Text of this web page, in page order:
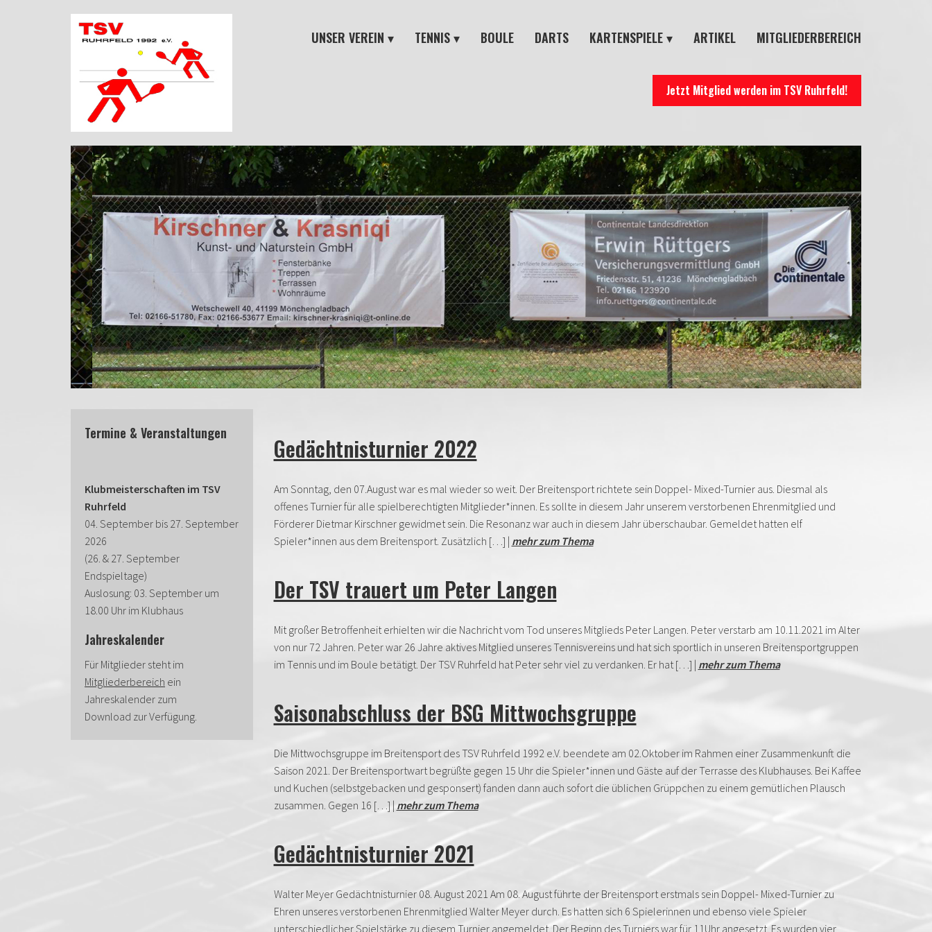
UNSER VEREIN
VORSTANDSHISTORIE
BEITRÄGE UND
MITGLIEDSCHAFT
GASTGEBÜHREN
KLUBHAUS
STELLENANGEBOTE
TENNIS BOULE DARTS KARTENSPIELE
TUPP-TURNIERE
ARTIKEL MITGLIEDERBEREICH
Jetzt Mitglied werden im TSV Ruhrfeld!
Termine & Veranstaltungen
Klubmeisterschaften im TSV
Ruhrfeld
04. September bis 27. September
2026
(26. & 27. September
Endspieltage)
Auslosung: 03. September um
18.00 Uhr im Klubhaus
Jahreskalender
Für Mitglieder steht im
Mitgliederbereich ein
Jahreskalender zum
Download zur Verfügung.
Gedächtnisturnier 2022
Am Sonntag, den 07.August war es mal wieder so weit. Der Breitensport richtete sein Doppel- Mixed-Turnier aus. Diesmal als
offenes Turnier für alle spielberechtigten Mitglieder*innen. Es sollte in diesem Jahr unserem verstorbenen Ehrenmitglied und
Förderer Dietmar Kirschner gewidmet sein. Die Resonanz war auch in diesem Jahr überschaubar. Gemeldet hatten elf
Spieler*innen aus dem Breitensport. Zusätzlich […] | mehr zum Thema
Der TSV trauert um Peter Langen
Mit großer Betroffenheit erhielten wir die Nachricht vom Tod unseres Mitglieds Peter Langen. Peter verstarb am 10.11.2021 im Alter
von nur 72 Jahren. Peter war 26 Jahre aktives Mitglied unseres Tennisvereins und hat sich sportlich in unseren Breitensportgruppen
im Tennis und im Boule betätigt. Der TSV Ruhrfeld hat Peter sehr viel zu verdanken. Er hat […] | mehr zum Thema
Saisonabschluss der BSG Mittwochsgruppe
Die Mittwochsgruppe im Breitensport des TSV Ruhrfeld 1992 e.V. beendete am 02.Oktober im Rahmen einer Zusammenkunft die
Saison 2021. Der Breitensportwart begrüßte gegen 15 Uhr die Spieler*innen und Gäste auf der Terrasse des Klubhauses. Bei Kaffee
und Kuchen (selbstgebacken und gesponsert) fanden dann auch sofort die üblichen Grüppchen zu einem gemütlichen Plausch
zusammen. Gegen 16 […] | mehr zum Thema
Gedächtnisturnier 2021
Walter Meyer Gedächtnisturnier 08. August 2021 Am 08. August führte der Breitensport erstmals sein Doppel- Mixed-Turnier zu
Ehren unseres verstorbenen Ehrenmitglied Walter Meyer durch. Es hatten sich 6 Spielerinnen und ebenso viele Spieler
unterschiedlicher Spielstärke zu diesem Turnier angemeldet. Der Beginn des Turniers war für 11Uhr angesetzt. Es wurden vier